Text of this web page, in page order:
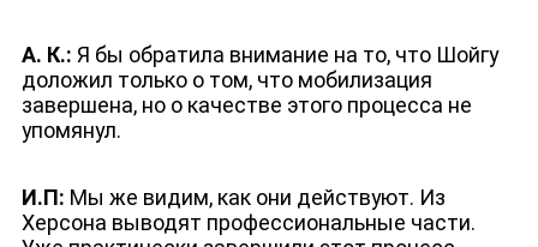
А. К.: Я бы обратила внимание на то, что Шойгу
доложил только о том, что мобилизация
завершена, но о качестве этого процесса не
упомянул.
И.П: Мы же видим, как они действуют. Из
Херсона выводят профессиональные части.